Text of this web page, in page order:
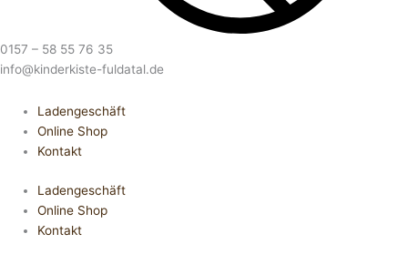
0157 – 58 55 76 35
info@kinderkiste-fuldatal.de
Ladengeschäft
Online Shop
Kontakt
Ladengeschäft
Online Shop
Kontakt